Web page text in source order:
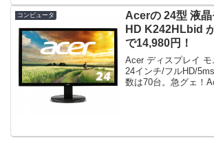
コンピュータ
Acerの 24型 液
HD K242HLbid
で14,980円！
Acer ディスプレイ
24インチ/フルHD/
数は70台。急グェ！